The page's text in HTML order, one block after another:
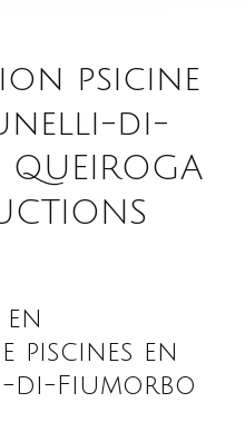
psicine
di-
en
di-Fiumorbo